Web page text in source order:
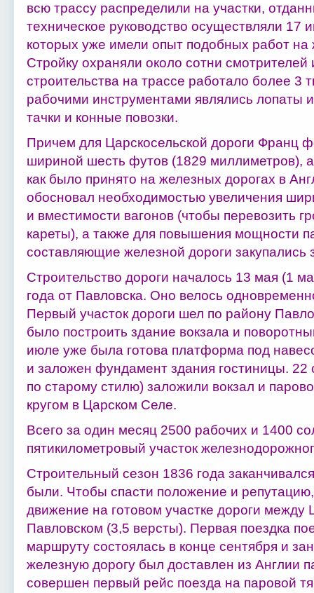
всю трассу распределили на участки,
техническое руководство осуществляли 17
которых уже имели опыт подобных работ на
Стройку охраняли около сотни смотрителей
строительства на трассе работало более 3
рабочими инструментами являлись лопаты
тачки и конные повозки.
Причем для Царскосельской дороги Франц
шириной шесть футов (1829 миллиметров),
как было принято на железных дорогах в
обосновал необходимостью увеличения
и вместимости вагонов (чтобы перевозить
кареты), а также для повышения мощности
составляющие железной дороги закупались
Строительство дороги началось 13 мая (1
года от Павловска. Оно велось
Первый участок дороги шел по району
было построить здание вокзала и
июле уже была готова платформа под
и заложен фундамент здания гостиницы. 22
по старому стилю) заложили вокзал и
кругом в Царском Селе.
Всего за один месяц 2500 рабочих и 1400
пятикилометровый участок
Строительный сезон 1836 года
были. Чтобы спасти положение и
движение на готовом участке дороги
Павловском (3,5 версты). Первая поездка
маршруту состоялась в конце сентября и
железную дорогу был доставлен из Англии
совершен первый рейс поезда на паровой